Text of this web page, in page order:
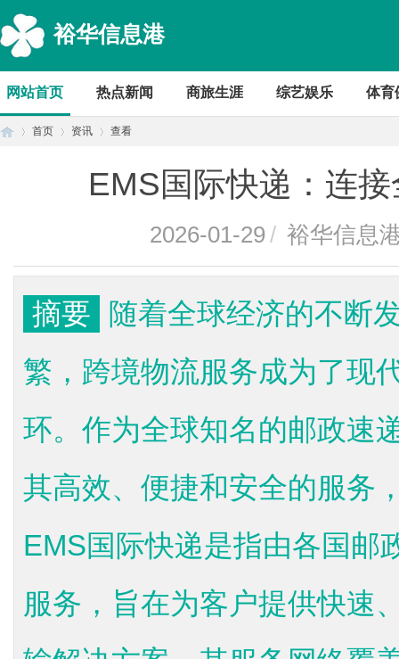
裕华信息港
网站首页 热点新闻 商旅生涯 综艺娱乐 体育
首页 资讯 查看
EMS国际快递：连
2026-01-29 / 裕华信息
摘要
随着全球经济的不断
繁，跨境物流服务成为了现
环。作为全球知名的邮政速
其高效、便捷和安全的服务
EMS国际快递是指由各国邮
服务，旨在为客户提供快速